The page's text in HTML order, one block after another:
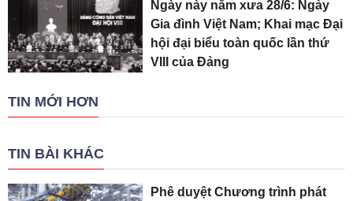
Ngày này năm xưa 28/6: Ngày
Gia đình Việt Nam; Khai mạc Đại
hội đại biểu toàn quốc lần thứ
VIII của Đảng
TIN MỚI HƠN
TIN BÀI KHÁC
Phê duyệt Chương trình phát